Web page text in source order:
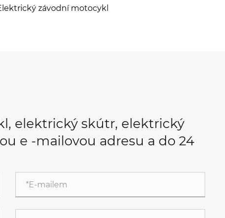
závodní motocykl
elektrický skútr, elektrický
e -mailovou adresu a do 24